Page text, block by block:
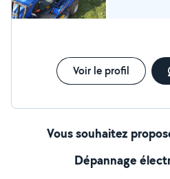
Voir le profil
Vous souhaitez
Dépannage